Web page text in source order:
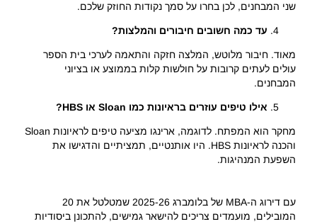
שני המבחנים, לכן בחרו על סמך נקודות החוזק שלכם.
עד כמה חשובים חיבורים והמלצות?
מאוד. חיבור מלוטש, המלצה חזקה והתאמה לערכי בית הספר
עולים לעתים קרובות על חולשות קלות בממוצע או בציוני
המבחנים.
אילו טיפים עוזרים בראיונות כמו Sloan או HBS?
מחקר הוא המפתח. לדוגמה, ארינגו מציעה טיפים לראיונות Sloan
והכנה לראיונות HBS. היו אותנטיים, תמציתיים והדגישו את
השפעת המנהיגות.
עם דירוג ה-MBA של בלומברג 2025-26 שמטלטל את 20
המובילים, מועמדים צריכים להישאר גמישים, להתכונן ביסודיות